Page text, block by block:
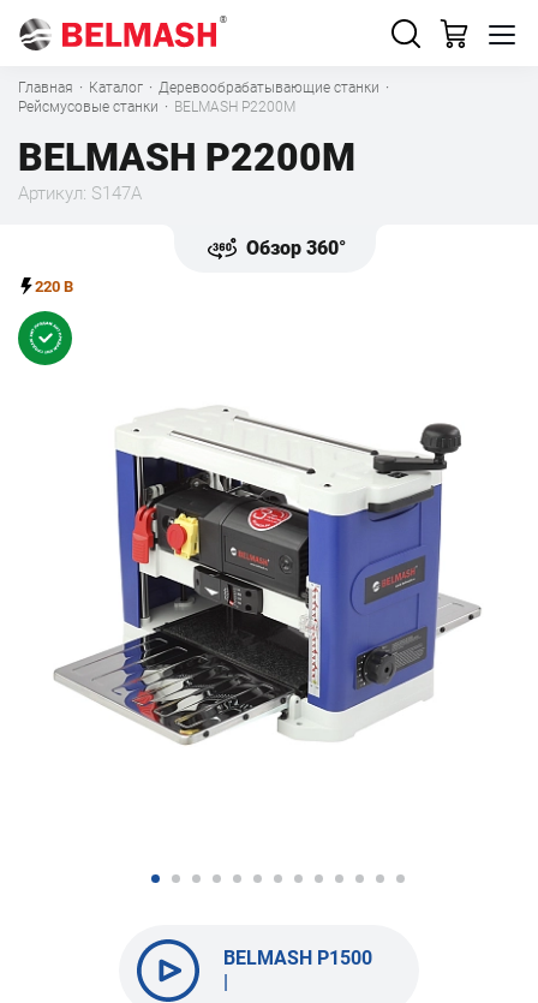
Главная · Каталог · Деревообрабатывающие станки ·
Рейсмусовые станки · BELMASH P2200M
BELMASH P2200M
Артикул: S147A
Обзор 360°
220 В
BELMASH P1500
|